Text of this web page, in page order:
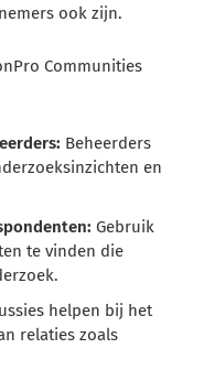
ook zijn.
Communities
Beheerders
en
Gebruik
te vinden die
helpen bij het
relaties zoals